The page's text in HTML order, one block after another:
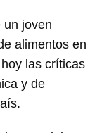
un joven
alimentos en
las críticas
y de